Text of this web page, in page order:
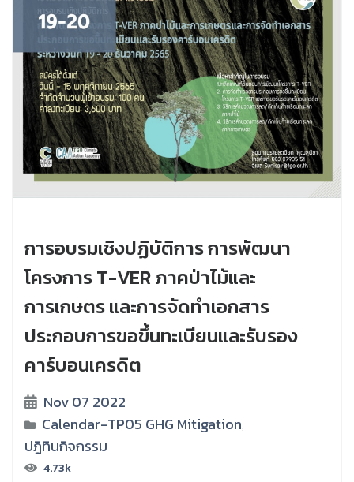
การอบรมเชิงปฏิบัติการ การพัฒนา
โครงการ T-VER ภาคป่าไม้และ
การเกษตร และการจัดทำเอกสาร
ประกอบการขอขึ้นทะเบียนและรับรอง
คาร์บอนเครดิต
Nov 07 2022
Calendar-TP05 GHG Mitigation,
ปฎิทินกิจกรรม
4.73k